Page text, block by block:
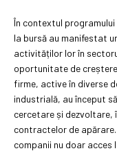
În contextul
la bursă au manifestat
activităților lor în
oportunitate de
firme, active în diverse
industrială, au început
cercetare și dezvoltare,
contractelor de
companii nu doar